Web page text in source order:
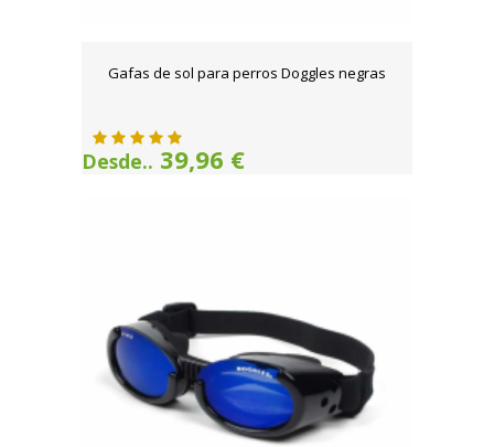
Gafas de sol para perros Doggles negras
Desde.. 39,96 €